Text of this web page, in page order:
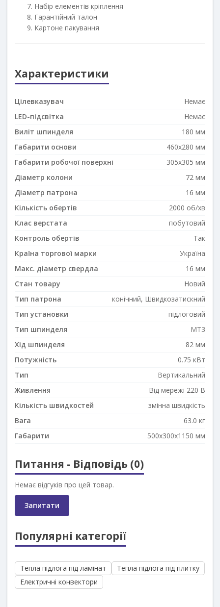
Набір елементів кріплення
Гарантійний талон
Картоне пакування
Характеристики
Цілевказувач
Немає
LED-підсвітка
Немає
Виліт шпинделя
180 мм
Габарити основи
460x280 мм
Габарити робочої поверхні
305x305 мм
Діаметр колони
72 мм
Діаметр патрона
16 мм
Кількість обертів
2000 об/хв
Клас верстата
побутовий
Контроль обертів
Так
Країна торгової марки
Україна
Макс. діаметр свердла
16 мм
Стан товару
Новий
Тип патрона
конічний, Швидкозатискний
Тип установки
підлоговий
Тип шпинделя
MT3
Хід шпинделя
82 мм
Потужність
0.75 кВт
Тип
Вертикальний
Живлення
Від мережі 220 В
Кількість швидкостей
змінна швидкість
Вага
63.0 кг
Габарити
500x300x1150 мм
Питання - Відповідь (0)
Немає відгуків про цей товар.
Запитати
Популярні категорії
Тепла підлога під ламінат
Тепла підлога під плитку
Електричні конвектори